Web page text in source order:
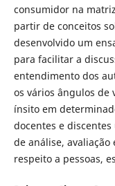
consumidor na
partir de conceitos
desenvolvido um
para facilitar a
entendimento dos
os vários ângulos de
ínsito em
docentes e
de análise,
respeito a pessoas,